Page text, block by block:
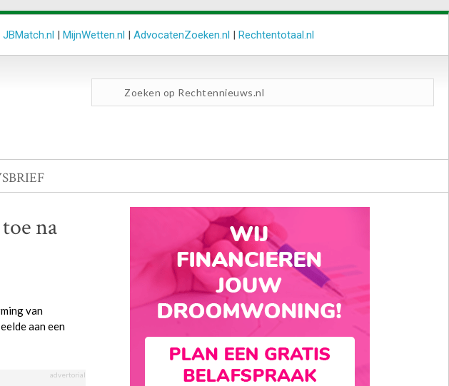
JBMatch.nl | MijnWetten.nl | AdvocatenZoeken.nl | Rechtentotaal.nl
na
van
aan een
advertorial